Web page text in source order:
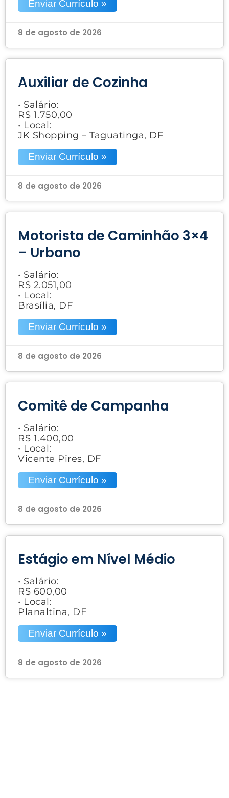
Enviar Currículo »
8 de agosto de 2026
Auxiliar de Cozinha
• Salário:
R$ 1.750,00
• Local:
JK Shopping – Taguatinga, DF
Enviar Currículo »
8 de agosto de 2026
Motorista de Caminhão 3×4
– Urbano
• Salário:
R$ 2.051,00
• Local:
Brasília, DF
Enviar Currículo »
8 de agosto de 2026
Comitê de Campanha
• Salário:
R$ 1.400,00
• Local:
Vicente Pires, DF
Enviar Currículo »
8 de agosto de 2026
Estágio em Nível Médio
• Salário:
R$ 600,00
• Local:
Planaltina, DF
Enviar Currículo »
8 de agosto de 2026